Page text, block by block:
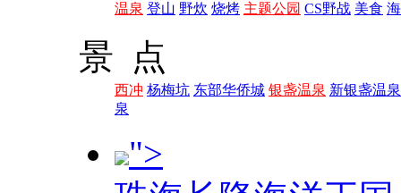
温泉 登山 野炊 烧烤 主题公园 CS野战 美食
景 点
西冲 杨梅坑 东部华侨城 银盏温泉 新银盏温泉
泉
">